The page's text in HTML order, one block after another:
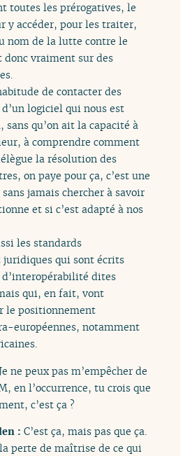
toutes les prérogatives, le
y accéder, pour les traiter,
nom de la lutte contre le
donc vraiment sur des
de contacter des
logiciel qui nous est
sans qu’on ait la capacité à
à comprendre comment
la résolution des
on paye pour ça, c’est une
jamais chercher à savoir
et si c’est adapté à nos
les standards
juridiques qui sont écrits
d’interopérabilité dites
qui, en fait, vont
le positionnement
européennes, notamment
ne peux pas m’empêcher de
en l’occurrence, tu crois que
c’est ça ?
:C’est ça, mais pas que ça.
perte de maîtrise de ce qui